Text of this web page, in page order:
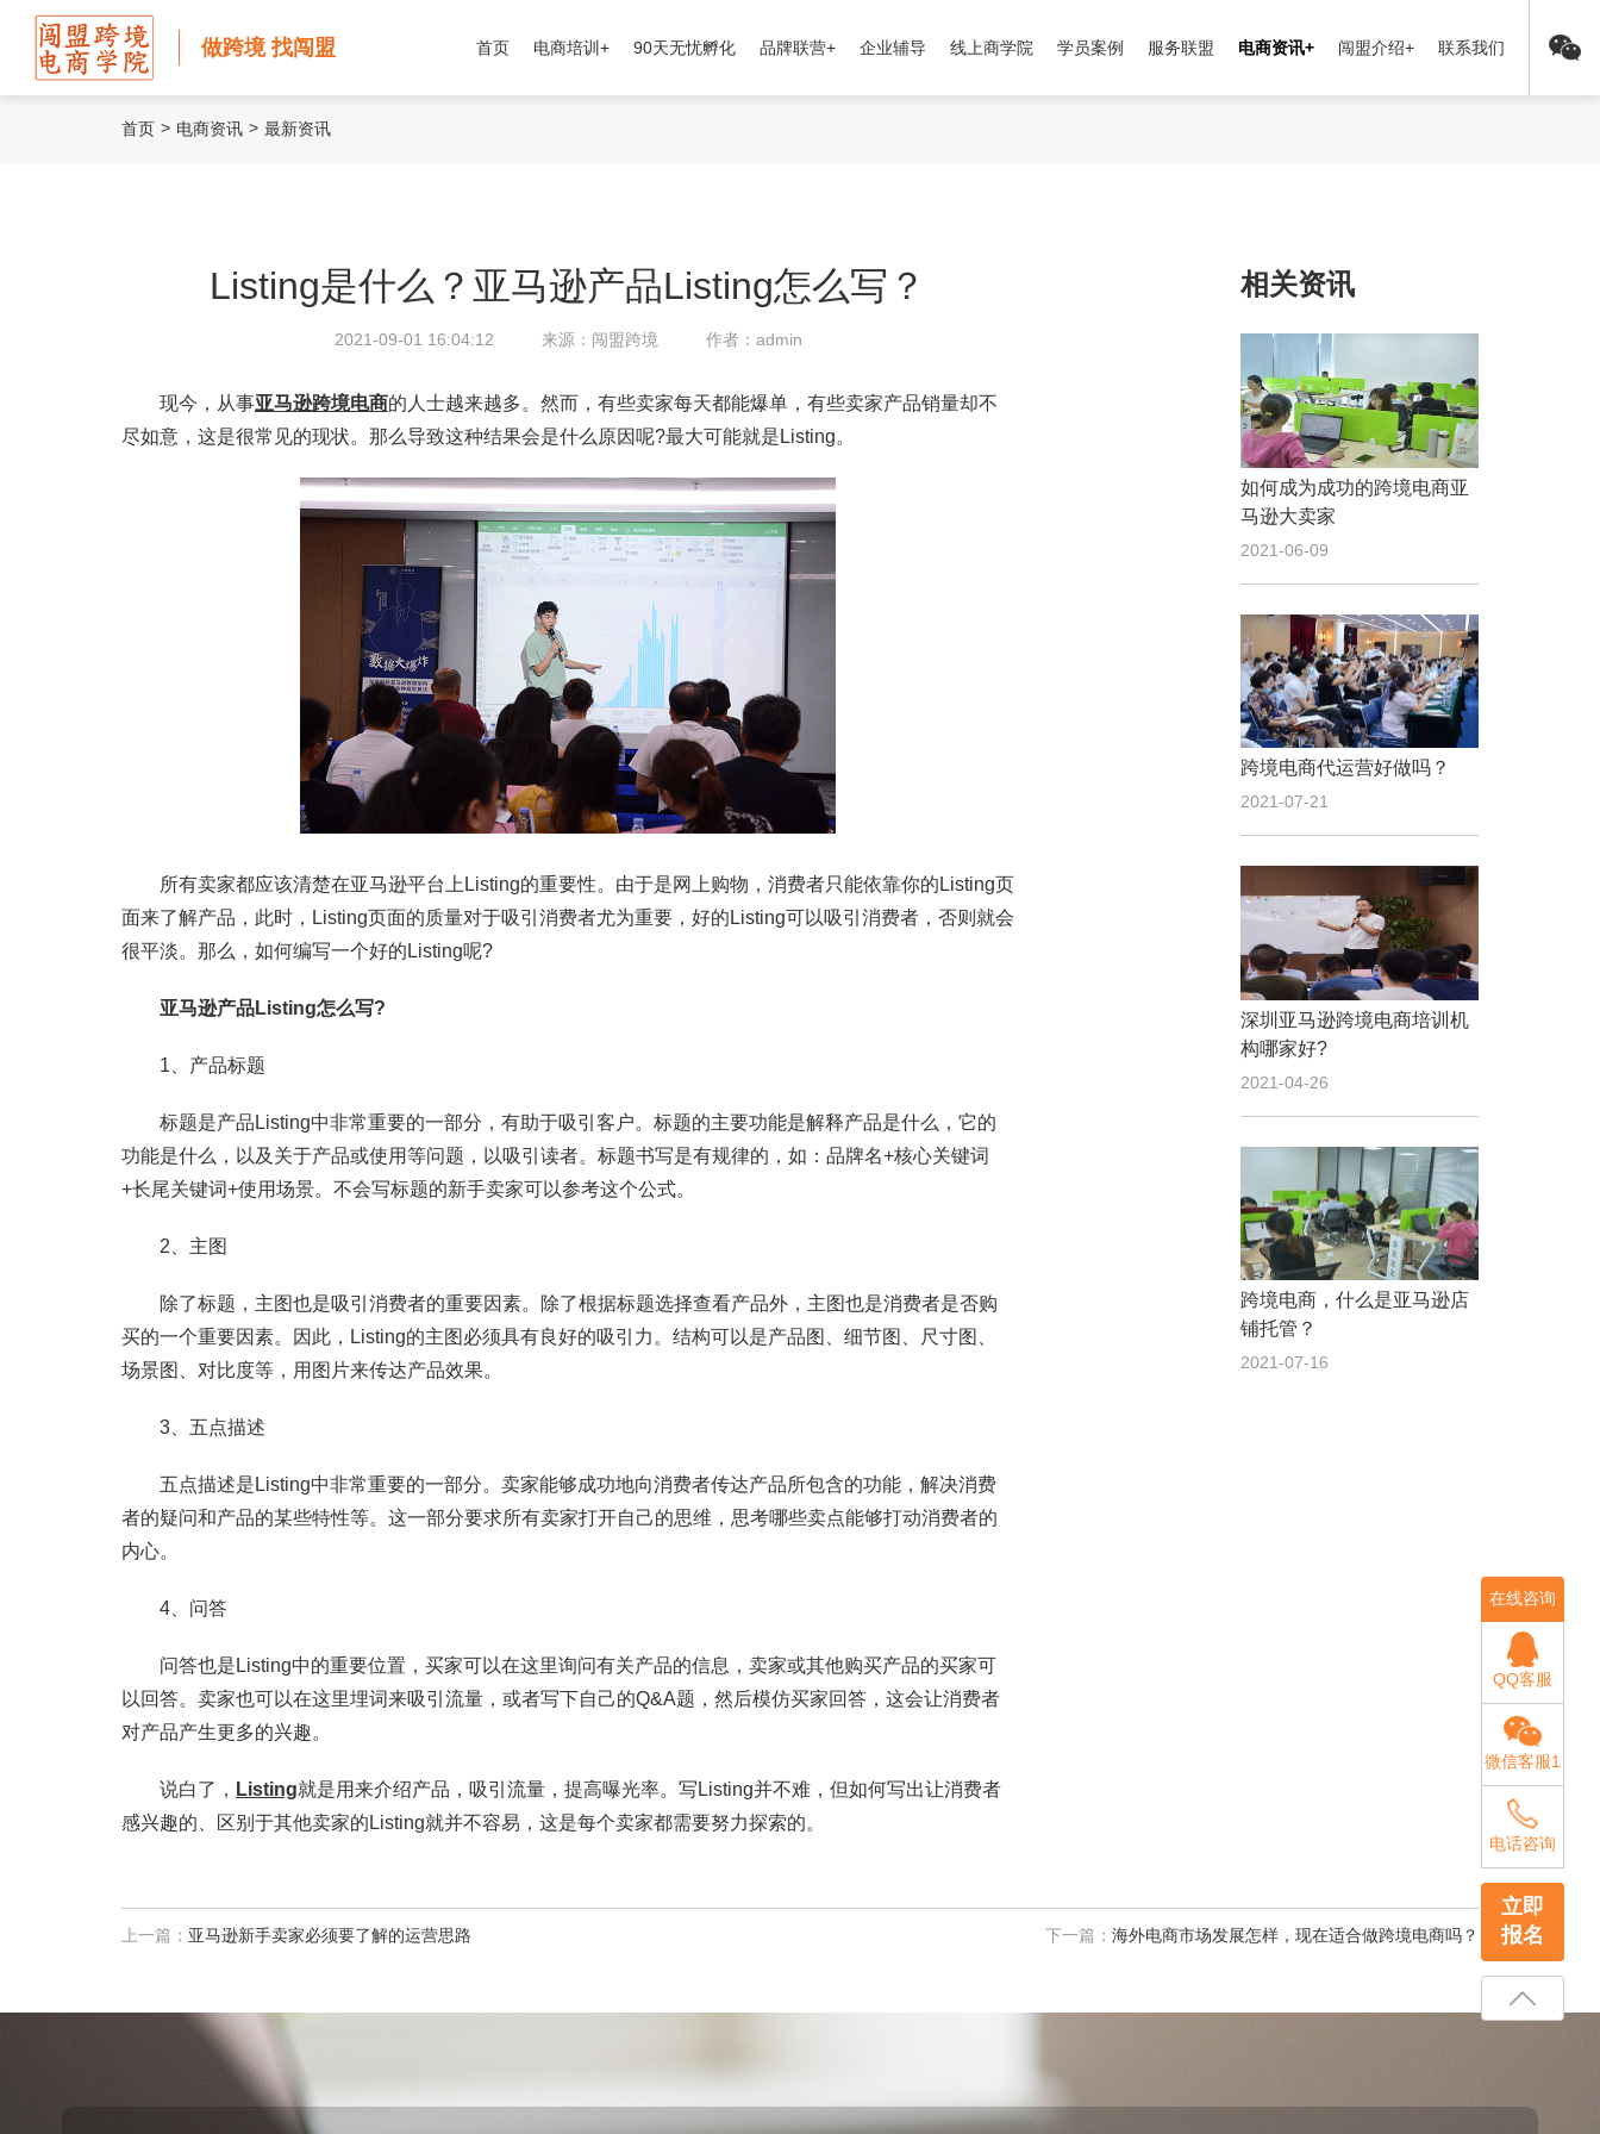
做跨境 找闯盟 首页 电商培训+ 90天无忧孵化 品牌联营+ 企业辅导 线上商学院 学员案例 服务联盟 电商资讯+ 闯盟介绍+ 联系我们
首页 > 电商资讯 > 最新资讯
Listing是什么？亚马逊产品Listing怎么写？
2021-09-01 16:04:12 来源：闯盟跨境 作者：admin
现今，从事亚马逊跨境电商的人士越来越多。然而，有些卖家每天都能爆单，有些卖家产品销量却不
尽如意，这是很常见的现状。那么导致这种结果会是什么原因呢?最大可能就是Listing。
所有卖家都应该清楚在亚马逊平台上Listing的重要性。由于是网上购物，消费者只能依靠你的Listing页
面来了解产品，此时，Listing页面的质量对于吸引消费者尤为重要，好的Listing可以吸引消费者，否则就会
很平淡。那么，如何编写一个好的Listing呢?
亚马逊产品Listing怎么写?
1、产品标题
标题是产品Listing中非常重要的一部分，有助于吸引客户。标题的主要功能是解释产品是什么，它的
功能是什么，以及关于产品或使用等问题，以吸引读者。标题书写是有规律的，如：品牌名+核心关键词
+长尾关键词+使用场景。不会写标题的新手卖家可以参考这个公式。
2、主图
除了标题，主图也是吸引消费者的重要因素。除了根据标题选择查看产品外，主图也是消费者是否购
买的一个重要因素。因此，Listing的主图必须具有良好的吸引力。结构可以是产品图、细节图、尺寸图、
场景图、对比度等，用图片来传达产品效果。
3、五点描述
五点描述是Listing中非常重要的一部分。卖家能够成功地向消费者传达产品所包含的功能，解决消费
者的疑问和产品的某些特性等。这一部分要求所有卖家打开自己的思维，思考哪些卖点能够打动消费者的
内心。
4、问答
问答也是Listing中的重要位置，买家可以在这里询问有关产品的信息，卖家或其他购买产品的买家可
以回答。卖家也可以在这里埋词来吸引流量，或者写下自己的Q&A题，然后模仿买家回答，这会让消费者
对产品产生更多的兴趣。
说白了， Listing就是用来介绍产品，吸引流量，提高曝光率。写Listing并不难，但如何写出让消费者
感兴趣的、区别于其他卖家的Listing就并不容易，这是每个卖家都需要努力探索的。
相关资讯
如何成为成功的跨境电商亚
马逊大卖家
2021-06-09
跨境电商代运营好做吗？
2021-07-21
深圳亚马逊跨境电商培训机
构哪家好?
2021-04-26
跨境电商，什么是亚马逊店
铺托管？
2021-07-16
上一篇： 亚马逊新手卖家必须要了解的运营思路 下一篇： 海外电商市场发展怎样，现在适合做跨境电商吗？
在线咨询
QQ客服
微信客服1
电话咨询
立即
报名